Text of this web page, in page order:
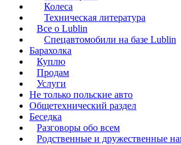
Колеса
Техническая литература
Все о Lublin
Спецавтомобили на базе Lublin
Барахолка
Куплю
Продам
Услуги
Не только польские авто
Общетехнический раздел
Беседка
Разговоры обо всем
Родственные и дружественные